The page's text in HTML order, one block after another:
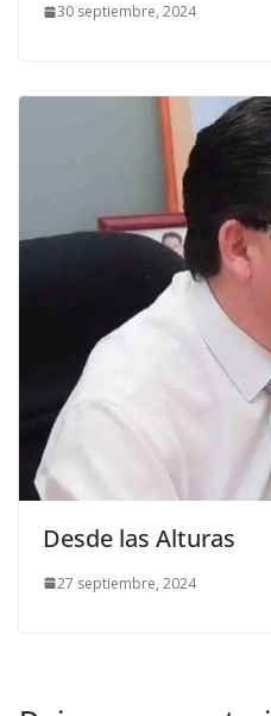
30 septiembre, 2024
Desde las Alturas
27 septiembre, 2024